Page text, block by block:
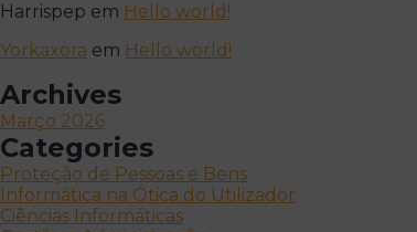
Harrispep em Hello world!
Yorkaxora em Hello world!
Archives
Março 2026
Categories
Proteção de Pessoas e Bens
Informática na Ótica do Utilizador
Ciências Informáticas